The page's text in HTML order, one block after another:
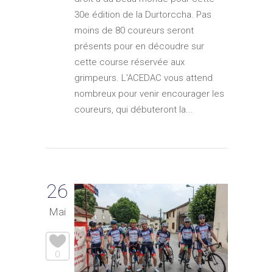
30e édition de la Durtorccha. Pas
moins de 80 coureurs seront
présents pour en découdre sur
cette course réservée aux
grimpeurs. L'ACEDAC vous attend
nombreux pour venir encourager les
coureurs, qui débuteront la...
26
Mai
0